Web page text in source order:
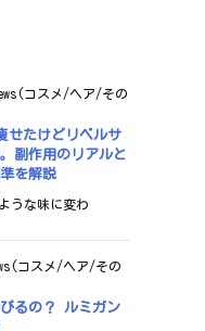
コスメ/ヘア/その
せたけどリベルサ
副作用のリアルと
を解説
うな味に変わ
コスメ/ヘア/その
るの？ ルミガン